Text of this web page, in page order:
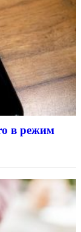
в режим